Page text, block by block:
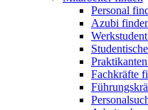
Personal
Azubi
Fachkräfte